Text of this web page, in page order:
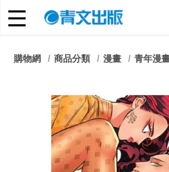
朋友們，提高警覺！
購物網 商品分類 漫畫 青年漫